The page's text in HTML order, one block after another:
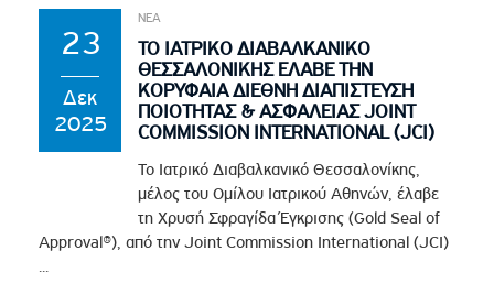
23
Δεκ
2025
ΝΕΑ
ΤΟ ΙΑΤΡΙΚΟ ΔΙΑΒΑΛΚΑΝΙΚΟ
ΘΕΣΣΑΛΟΝΙΚΗΣ ΕΛΑΒΕ ΤΗΝ
ΚΟΡΥΦΑΙΑ ΔΙΕΘΝΗ ΔΙΑΠΙΣΤΕΥΣΗ
ΠΟΙΟΤΗΤΑΣ & ΑΣΦΑΛΕΙΑΣ JOINT
COMMISSION INTERNATIONAL (JCI)
Το Ιατρικό Διαβαλκανικό Θεσσαλονίκης,
μέλος του Ομίλου Ιατρικού Αθηνών, έλαβε
τη Χρυσή Σφραγίδα Έγκρισης (Gold Seal of
Approval®), από την Joint Commission International (JCI)
...